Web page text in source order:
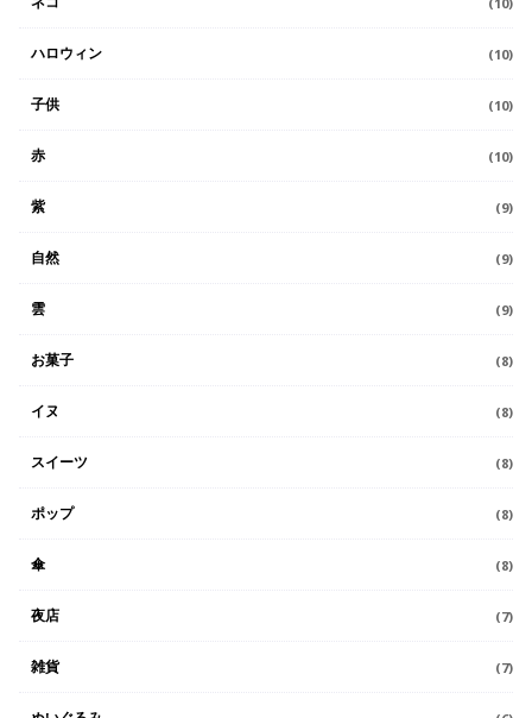
ハロウィン (10)
子供 (10)
赤 (10)
紫 (9)
自然 (9)
雲 (9)
お菓子 (8)
イヌ (8)
スイーツ (8)
ポップ (8)
傘 (8)
夜店 (7)
雑貨 (7)